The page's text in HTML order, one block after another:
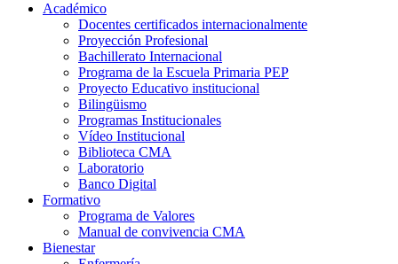
Académico
Docentes certificados internacionalmente
Proyección Profesional
Bachillerato Internacional
Programa de la Escuela Primaria PEP
Proyecto Educativo institucional
Bilingüismo
Programas Institucionales
Vídeo Institucional
Biblioteca CMA
Laboratorio
Banco Digital
Formativo
Programa de Valores
Manual de convivencia CMA
Bienestar